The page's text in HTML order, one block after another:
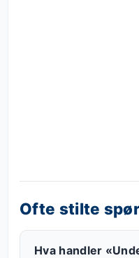
Ofte stilte
Hva handler